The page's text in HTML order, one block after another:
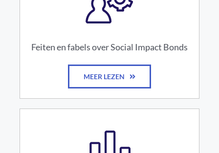
Feiten en fabels over Social Impact Bonds
MEER LEZEN